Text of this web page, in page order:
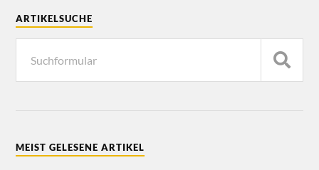
ARTIKELSUCHE
MEIST GELESENE ARTIKEL